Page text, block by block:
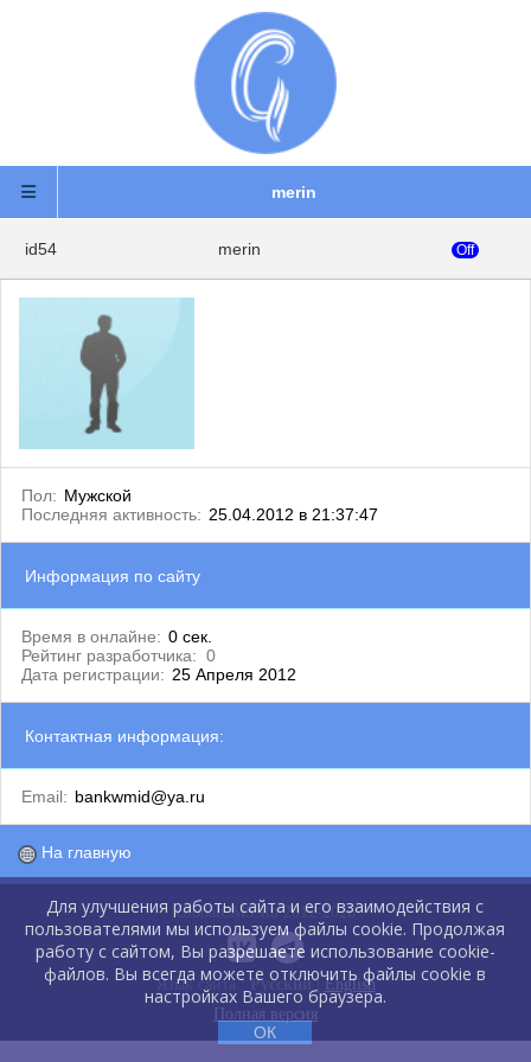
merin
id54 merin Off
Пол: Мужской
Последняя активность: 25.04.2012 в 21:37:47
Информация по сайту
Время в онлайне: 0 сек.
Рейтинг разработчика: 0
Дата регистрации: 25 Апреля 2012
Контактная информация:
Email: bankwmid@ya.ru
На главную
GlobalCMS.Ru 2012-2026
Язык сайта :Русский| English
Полная версия
Для улучшения работы сайта и его взаимодействия с
пользователями мы используем файлы cookie. Продолжая
работу с сайтом, Вы разрешаете использование cookie-
файлов. Вы всегда можете отключить файлы cookie в
настройках Вашего браузера.
ОК